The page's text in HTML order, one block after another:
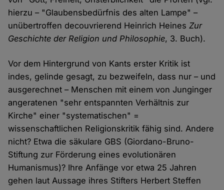
hierzu – "Glaubensbedürfnis des alten Lampe" –
unübertroffen decouvrierend Heinrich HeinesZur
Geschichte der Religion und Philosophie, 3. Buch).
Vor dem Hintergrund von Kants erster Kritik ist
indes, gelinde gesagt, zu bezweifeln, dass nur – und
ausgerechnet – Menschen mit einem von Junginger
angeratenen "sehr entspannten Verhältnis zur
Kirche" einer "systematischen" =
wissenschaftlichen Religionskritik fähig sind. Andere
nicht? Etwa die säkulare GBS (Giordano-Bruno-
Stiftung zur Förderung eines evolutionären
Humanismus)? Ihre Anfänge vor etwa 25 Jahren
gehen laut Aussage ihres Stifters Herbert Steffen